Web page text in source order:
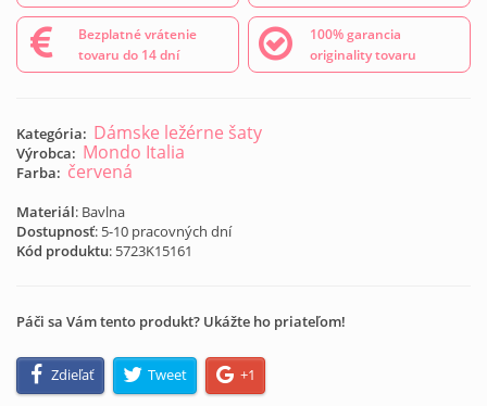
Bezplatné vrátenie
tovaru do 14 dní
100% garancia
originality tovaru
Kategória: Dámske ležérne šaty
Výrobca: Mondo Italia
Farba: červená
Materiál: Bavlna
Dostupnosť: 5-10 pracovných dní
Kód produktu: 5723K15161
Páči sa Vám tento produkt? Ukážte ho priateľom!
Zdieľať Tweet +1